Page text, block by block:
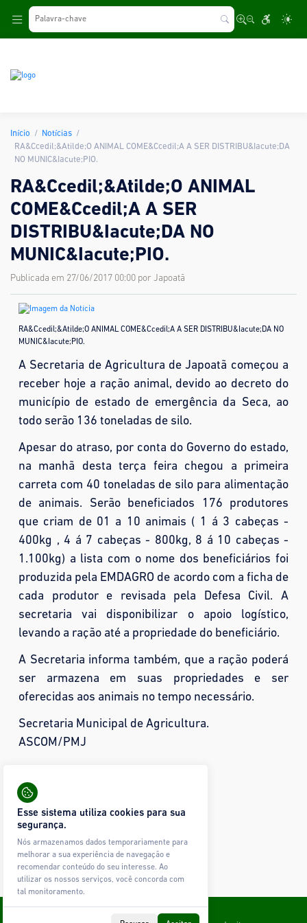
Início
Notícias
RA&Ccedil;&Atilde;O ANIMAL COME&Ccedil;A A SER DISTRIBU&Iacute;DA
NO MUNIC&Iacute;PIO.
RA&Ccedil;&Atilde;O ANIMAL
COME&Ccedil;A A SER
DISTRIBU&Iacute;DA NO
MUNIC&Iacute;PIO.
Publicada em 27/06/2017 00:00 por Japoatã
RA&Ccedil;&Atilde;O ANIMAL COME&Ccedil;A A SER DISTRIBU&Iacute;DA NO
MUNIC&Iacute;PIO.
A Secretaria de Agricultura de Japoatã começou a
receber hoje a ração animal, devido ao decreto do
município de estado de emergência da Seca, ao
todo serão 136 toneladas de silo.
Apesar do atraso, por conta do Governo do estado,
na manhã desta terça feira chegou a primeira
carreta com 40 toneladas de silo para alimentação
de animais. Serão beneficiados 176 produtores
que criam de 01 a 10 animais ( 1 á 3 cabeças -
400kg , 4 á 7 cabeças - 800kg, 8 á 10 cabeças -
1.100kg) a lista com o nome dos beneficiários foi
produzida pela EMDAGRO de acordo com a ficha de
cada produtor e revisada pela Defesa Civil. A
secretaria vai disponibilizar o apoio logístico,
levando a ração até a propriedade do beneficiário.
A Secretaria informa também, que a ração poderá
ser armazena em suas propriedades e ser
oferecidas aos animais no tempo necessário.
Secretaria Municipal de Agricultura.
ASCOM/PMJ
18 visualizações
Mais fotos
Nenhuma imagem encontrada.
Esse sistema utiliza cookies para sua
segurança.
Nós armazenamos dados temporariamente para
melhorar a sua experiência de navegação e
recomendar conteúdo do seu interesse. Ao
utilizar os nossos serviços, você concorda com
tal monitoramento.